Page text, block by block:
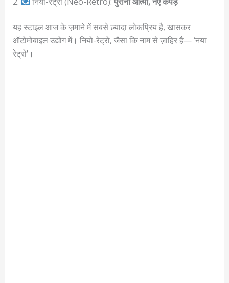
यह स्टाइल आज के ज़माने में सबसे ज़्यादा लोकप्रिय है, खासकर
ऑटोमोबाइल उद्योग में। नियो-रेट्रो, जैसा कि नाम से ज़ाहिर है— ‘नया
रेट्रो’।